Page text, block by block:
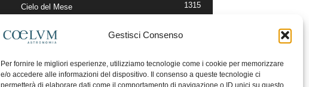
Gestisci Consenso
Per fornire le migliori esperienze, utilizziamo tecnologie come i cookie per memorizzare
e/o accedere alle informazioni del dispositivo. Il consenso a queste tecnologie ci
permetterà di elaborare dati come il comportamento di navigazione o ID unici su questo
Cielo del Mese 1315
Articoli e Risorse On-Line
Il Blog della Redazione